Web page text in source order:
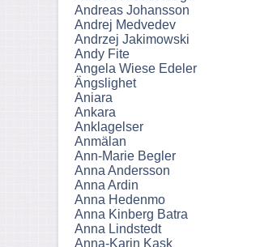
Andreas Johansson
Andrej Medvedev
Andrzej Jakimowski
Andy Fite
Angela Wiese Edeler
Ängslighet
Aniara
Ankara
Anklagelser
Anmälan
Ann-Marie Begler
Anna Andersson
Anna Ardin
Anna Hedenmo
Anna Kinberg Batra
Anna Lindstedt
Anna-Karin Kask